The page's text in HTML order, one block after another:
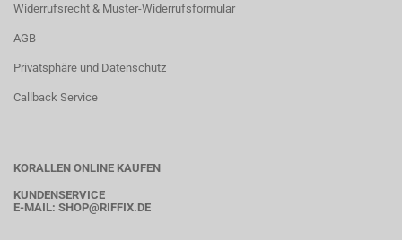
Widerrufsrecht & Muster-Widerrufsformular
AGB
Privatsphäre und Datenschutz
Callback Service
KORALLEN ONLINE KAUFEN
KUNDENSERVICE
E-MAIL: SHOP@RIFFIX.DE